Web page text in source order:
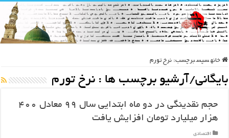
خانه سپس برچسب: نرخ تورم
بایگانی/آرشیو برچسب ها : نرخ تورم
حجم نقدینگی در دو ماه ابتدایی سال ۹۹ معادل ۴۰۰
هزار میلیارد تومان افزایش یافت
اقتصادی